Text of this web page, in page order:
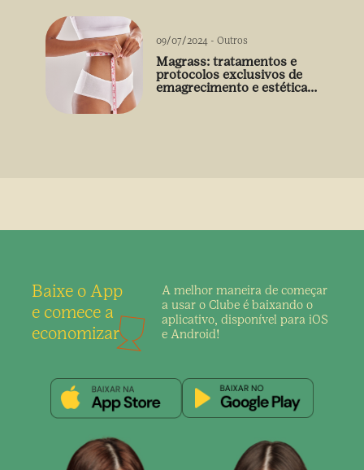
09/07/2024 - Outros
Magrass: tratamentos e
protocolos exclusivos de
emagrecimento e estética
Baixe o App
e comece a
economizar
A melhor maneira de começar
a usar o Clube é baixando o
aplicativo, disponível para iOS
e Android!